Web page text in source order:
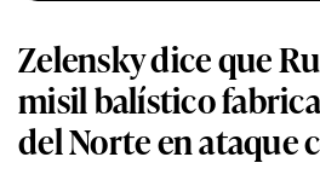
Zelensky dice que
misil balístico
del Norte en ataque